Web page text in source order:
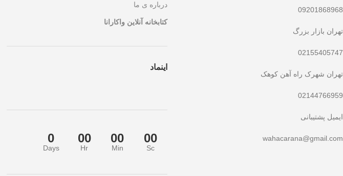
09201868968
تهران بازار بزرگ
02155405747
تهران شهرک راه آهن کوهک
02144766959
ایمیل پشتیبانی
wahacarana@gmail.com
درباره ی ما
کتابخانه آنلاین واکارانا
اینماد
0
Days
00
Hr
00
Min
00
Sc
تخفیف ویژه صرفاً مختص خریدهای امروز است. برای دریافت بهترین قیمت با بالاترین تخفیف، همین حالا